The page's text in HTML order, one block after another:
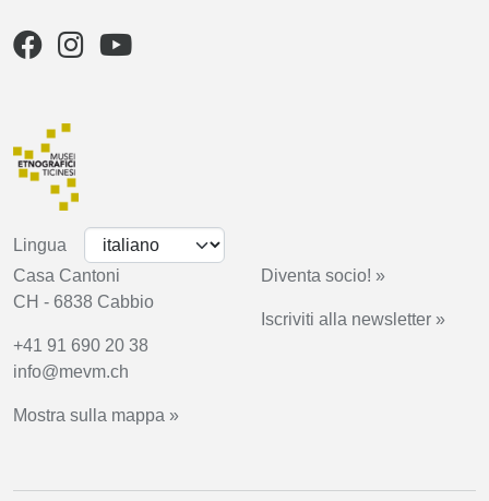
Lingua
Casa Cantoni
CH - 6838 Cabbio
+41 91 690 20 38
info@mevm.ch
Mostra sulla mappa »
Diventa socio! »
Iscriviti alla newsletter »